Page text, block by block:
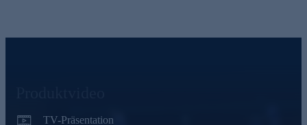
TV-Präsentation